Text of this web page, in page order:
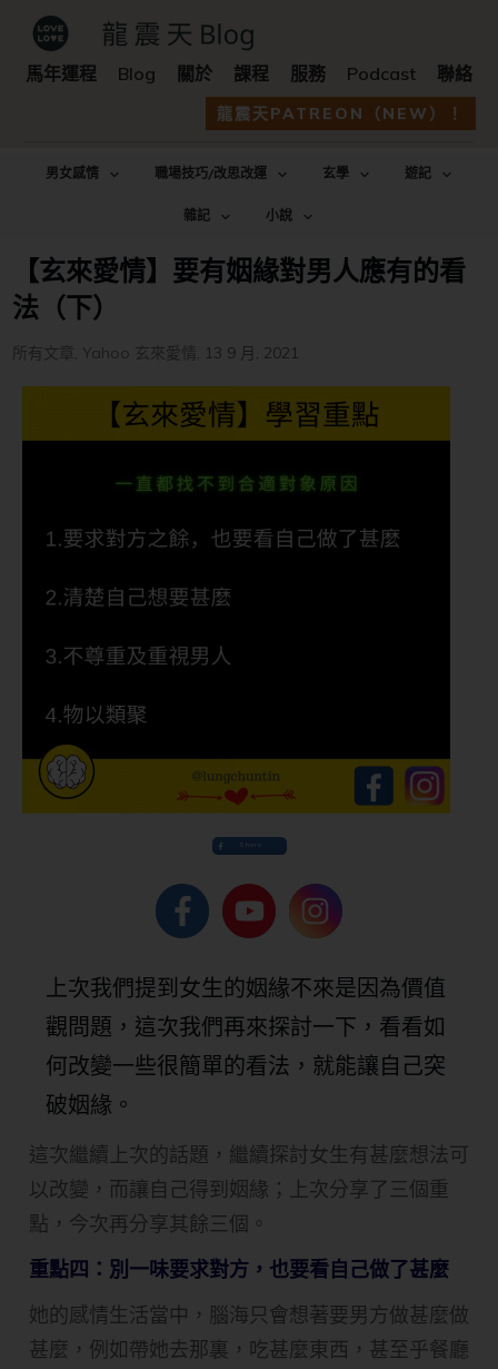
馬年運程 Blog 關於 課程 服務 Podcast 聯絡
龍震天PATREON（NEW）！
男女感情 職場技巧/改思改運 玄學
遊記
雜記
小說
【玄來愛情】要有姻緣對男人應有的看
法（下）
所有文章 , Yahoo 玄來愛情 , 13 9 月, 2021
Share
上次我們提到女生的姻緣不來是因為價值
觀問題，這次我們再來探討一下，看看如
何改變一些很簡單的看法，就能讓自己突
破姻緣。
這次繼續上次的話題，繼續探討女生有甚麼想法可
以改變，而讓自己得到姻緣；上次分享了三個重
點，今次再分享其餘三個。
重點四：別一味要求對方，也要看自己做了甚麼
她的感情生活當中，腦海只會想著要男方做甚麼做
甚麼，例如帶她去那裏，吃甚麼東西，甚至乎餐廳